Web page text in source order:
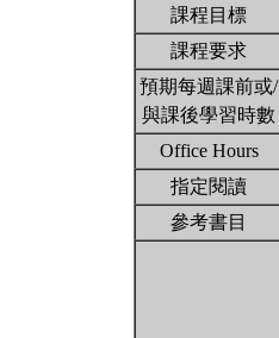
課程目標
課程要求
預期每週課前或/
與課後學習時數
Office Hours
指定閱讀
參考書目